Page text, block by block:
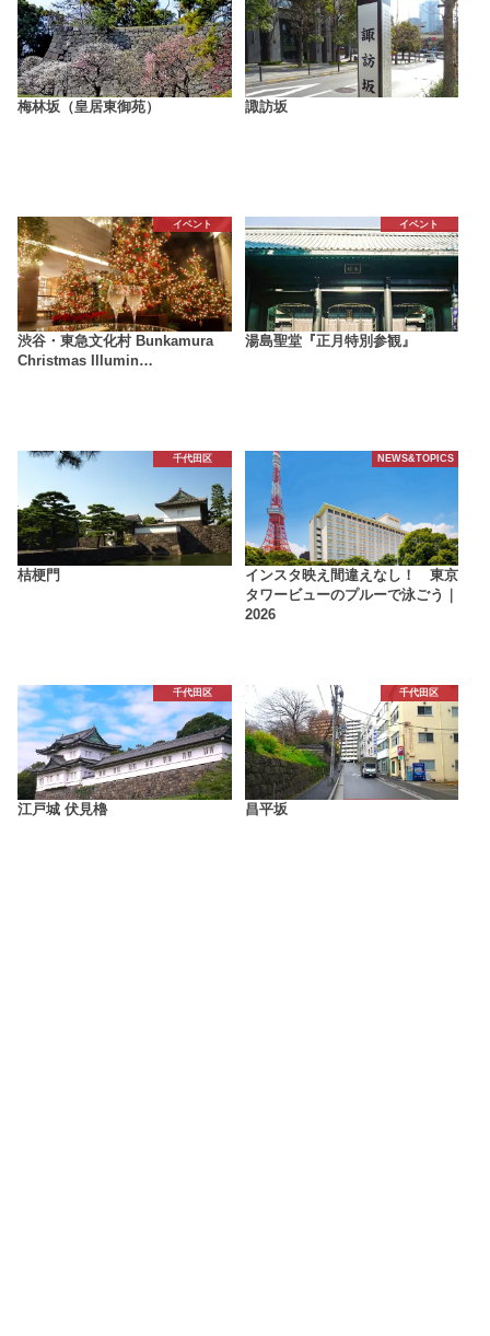
梅林坂（皇居東御苑） 諏訪坂
イベント
渋谷・東急文化村 Bunkamura
Christmas Illumin…
イベント
湯島聖堂『正月特別参観』
千代田区
桔梗門
NEWS&TOPICS
インスタ映え間違えなし！ 東京
タワービューのプルーで泳ごう｜
2026
千代田区
江戸城 伏見櫓
千代田区
昌平坂